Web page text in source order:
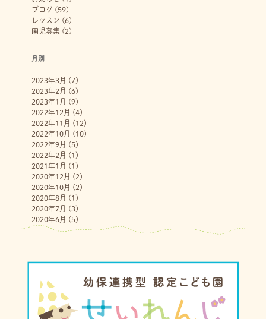
ブログ (59)
レッスン (6)
園児募集 (2)
月別
2023年3月 (7)
2023年2月 (6)
2023年1月 (9)
2022年12月 (4)
2022年11月 (12)
2022年10月 (10)
2022年9月 (5)
2022年2月 (1)
2021年1月 (1)
2020年12月 (2)
2020年10月 (2)
2020年8月 (1)
2020年7月 (3)
2020年6月 (5)